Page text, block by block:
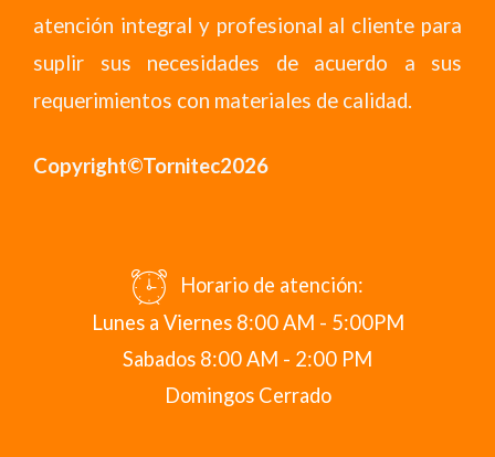
atención integral y profesional al cliente para
suplir sus necesidades de acuerdo a sus
requerimientos con materiales de calidad.
Copyright©Tornitec2026
Horario de atención:
Lunes a Viernes 8:00 AM - 5:00PM
Sabados 8:00 AM - 2:00 PM
Domingos Cerrado